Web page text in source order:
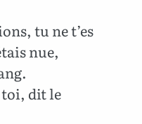
tu ne t’es
nue,
toi, dit le